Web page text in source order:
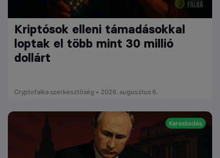
Kriptósok elleni támadásokkal
loptak el több mint 30 millió
dollárt
Cryptofalka szerkesztőség • 2026. augusztus 6.
Kereskedés